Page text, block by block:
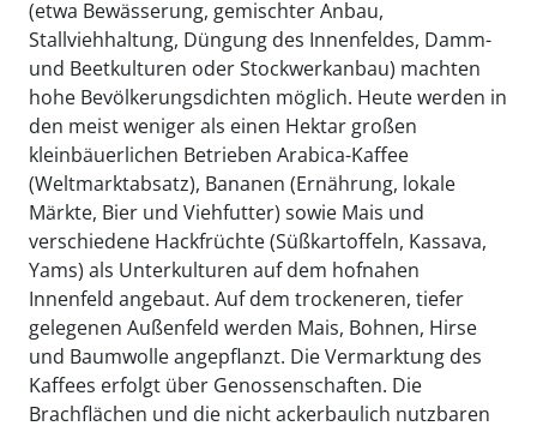
(etwa Bewässerung, gemischter Anbau,
Stallviehhaltung, Düngung des Innenfeldes, Damm-
und Beetkulturen oder Stockwerkanbau) machten
hohe Bevölkerungsdichten möglich. Heute werden in
den meist weniger als einen Hektar großen
kleinbäuerlichen Betrieben Arabica-Kaffee
(Weltmarktabsatz), Bananen (Ernährung, lokale
Märkte, Bier und Viehfutter) sowie Mais und
verschiedene Hackfrüchte (Süßkartoffeln, Kassava,
Yams) als Unterkulturen auf dem hofnahen
Innenfeld angebaut. Auf dem trockeneren, tiefer
gelegenen Außenfeld werden Mais, Bohnen, Hirse
und Baumwolle angepflanzt. Die Vermarktung des
Kaffees erfolgt über Genossenschaften. Die
Brachflächen und die nicht ackerbaulich nutzbaren